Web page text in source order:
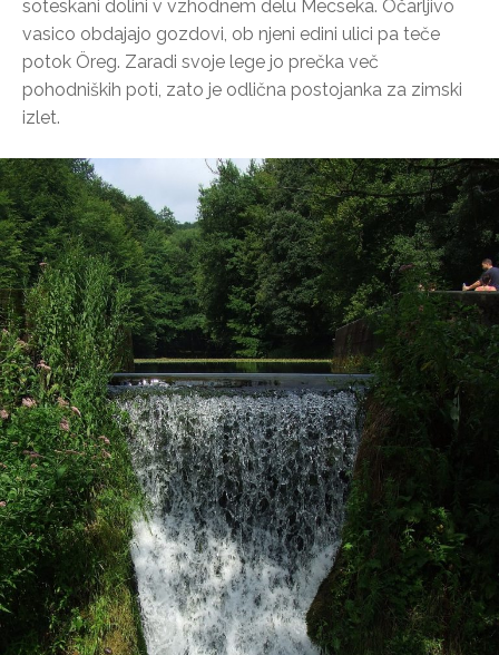
soteskani dolini v vzhodnem delu Mecseka. Očarljivo
vasico obdajajo gozdovi, ob njeni edini ulici pa teče
potok Öreg. Zaradi svoje lege jo prečka več
pohodniških poti, zato je odlična postojanka za zimski
izlet.